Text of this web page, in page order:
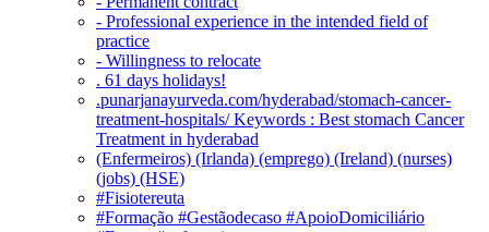
- Professional experience in the intended field of
practice
- Willingness to relocate
. 61 days holidays!
.punarjanayurveda.com/hyderabad/stomach-cancer-
treatment-hospitals/ Keywords : Best stomach Cancer
Treatment in hyderabad
(Enfermeiros) (Irlanda) (emprego) (Ireland) (nurses)
(jobs) (HSE)
#Fisiotereuta
#Formação #Gestãodecaso #ApoioDomiciliário